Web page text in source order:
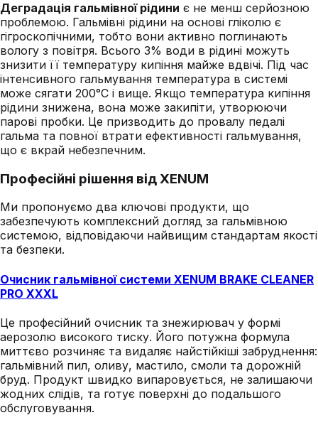
Деградація гальмівної рідини є не менш серйозною
проблемою. Гальмівні рідини на основі гліколю є
гігроскопічними, тобто вони активно поглинають
вологу з повітря. Всього 3% води в рідині можуть
знизити її температуру кипіння майже вдвічі. Під час
інтенсивного гальмування температура в системі
може сягати 200°C і вище. Якщо температура кипіння
рідини знижена, вона може закипіти, утворюючи
парові пробки. Це призводить до провалу педалі
гальма та повної втрати ефективності гальмування,
що є вкрай небезпечним.
Професійні рішення від XENUM
Ми пропонуємо два ключові продукти, що
забезпечують комплексний догляд за гальмівною
системою, відповідаючи найвищим стандартам якості
та безпеки.
Очисник гальмівної системи XENUM BRAKE CLEANER
PRO XXXL
Це професійний очисник та знежирювач у формі
аерозолю високого тиску. Його потужна формула
миттєво розчиняє та видаляє найстійкіші забруднення:
гальмівний пил, оливу, мастило, смоли та дорожній
бруд. Продукт швидко випаровується, не залишаючи
жодних слідів, та готує поверхні до подальшого
обслуговування.